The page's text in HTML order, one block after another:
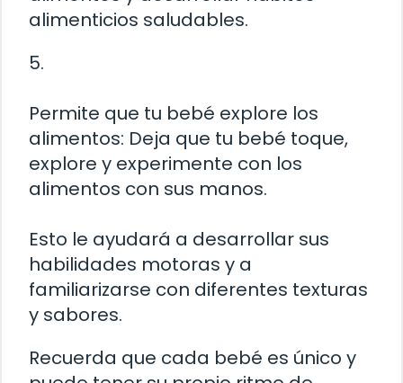
alimenticios saludables.
5.
Permite que tu bebé explore los
alimentos: Deja que tu bebé toque,
explore y experimente con los
alimentos con sus manos.
Esto le ayudará a desarrollar sus
habilidades motoras y a
familiarizarse con diferentes texturas
y sabores.
Recuerda que cada bebé es único y